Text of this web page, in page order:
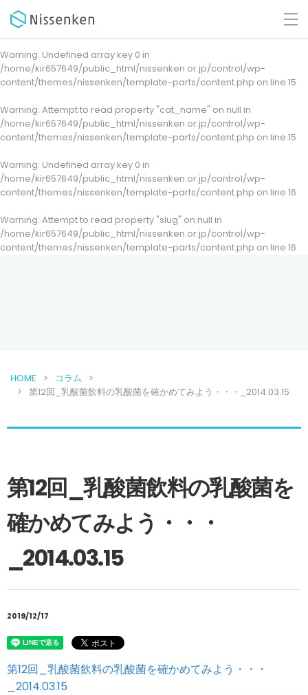
Warning: Undefined array key 0 in
/home/kir657649/public_html/nissenken.or.jp/control/wp-
content/themes/nissenken/template-parts/content.php on line 15
Warning: Attempt to read property "cat_name" on null in
/home/kir657649/public_html/nissenken.or.jp/control/wp-
content/themes/nissenken/template-parts/content.php on line 15
Warning: Undefined array key 0 in
/home/kir657649/public_html/nissenken.or.jp/control/wp-
content/themes/nissenken/template-parts/content.php on line 16
Warning: Attempt to read property "slug" on null in
/home/kir657649/public_html/nissenken.or.jp/control/wp-
content/themes/nissenken/template-parts/content.php on line 16
HOME
コラム
第12回_乳酸菌飲料の乳酸菌を確かめてみよう・・・_2014.03.15
第12回_乳酸菌飲料の乳酸菌を
確かめてみよう・・・
_2014.03.15
2019/12/17
第12回_乳酸菌飲料の乳酸菌を確かめてみよう・・・
_2014.03.15